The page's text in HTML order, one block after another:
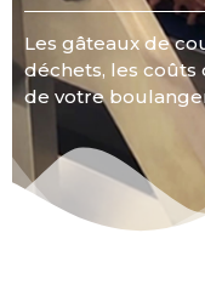
Les gâteaux de
déchets, les
de votre